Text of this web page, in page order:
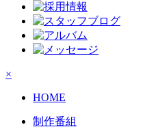
×
HOME
制作番組